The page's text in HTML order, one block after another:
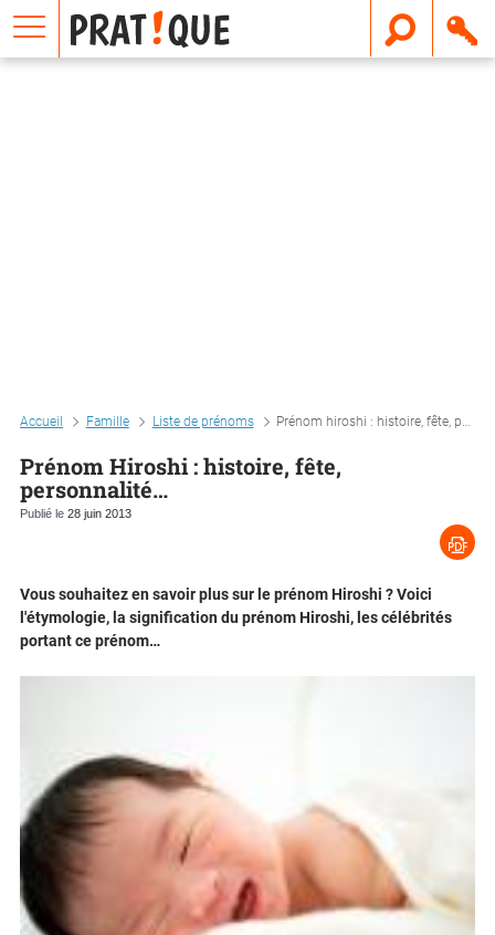
Accueil Famille Liste de prénoms Prénom hiroshi : histoire, fête, personnalité…
Prénom Hiroshi : histoire, fête,
personnalité…
Publié le 28 juin 2013
Vous souhaitez en savoir plus sur le prénom Hiroshi ? Voici
l'étymologie, la signification du prénom Hiroshi, les célébrités
portant ce prénom…
E
m
a